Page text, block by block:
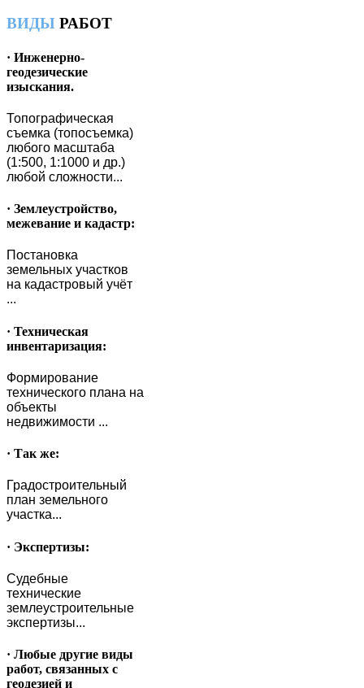
ВИДЫ РАБОТ
· Инженерно-
геодезические
изыскания.
Топографическая
съемка (топосъемка)
любого масштаба
(1:500, 1:1000 и др.)
любой сложности...
· Землеустройство,
межевание и кадастр:
Постановка
земельных участков
на кадастровый учёт
...
· Техническая
инвентаризация:
Формирование
технического плана на
объекты
недвижимости ...
· Так же:
Градостроительный
план земельного
участка...
· Экспертизы:
Судебные
технические
землеустроительные
экспертизы...
· Любые другие виды
работ, связанных с
геодезией и